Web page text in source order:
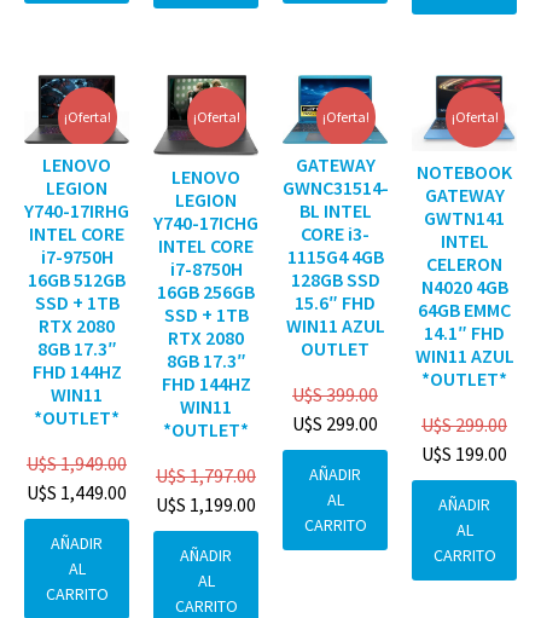
¡Oferta!
LENOVO
LEGION
Y740-17IRHG
INTEL CORE
i7-9750H
16GB 512GB
SSD + 1TB
RTX 2080
8GB 17.3″
FHD 144HZ
WIN11
*OUTLET*
U$S1,949.00
U$S 1,449.00
AÑADIR
AL
CARRITO
¡Oferta!
LENOVO
LEGION
Y740-17ICHG
INTEL CORE
i7-8750H
16GB 256GB
SSD + 1TB
RTX 2080
8GB 17.3″
FHD 144HZ
WIN11
*OUTLET*
U$S1,797.00
U$S 1,199.00
AÑADIR
AL
CARRITO
¡Oferta!
GATEWAY
GWNC31514-
BL INTEL
CORE i3-
1115G4 4GB
128GB SSD
15.6″ FHD
WIN11 AZUL
OUTLET
U$S399.00
U$S 299.00
AÑADIR
AL
CARRITO
¡Oferta!
NOTEBOOK
GATEWAY
GWTN141
INTEL
CELERON
N4020 4GB
64GB EMMC
14.1″ FHD
WIN11 AZUL
*OUTLET*
U$S299.00
U$S 199.00
AÑADIR
AL
CARRITO